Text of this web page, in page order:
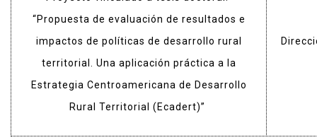
“Propuesta de evaluación de resultados e
impactos de políticas de desarrollo rural
territorial. Una aplicación práctica a la
Estrategia Centroamericana de Desarrollo
Rural Territorial (Ecadert)”